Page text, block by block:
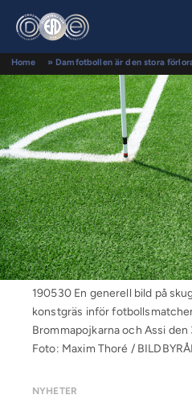
Home » Damfotbollen är den stora
delas ut.
190530 En generell bild på
konstgräs inför
Brommapojkarna och Assi
Foto: Maxim Thoré /
NYHETER